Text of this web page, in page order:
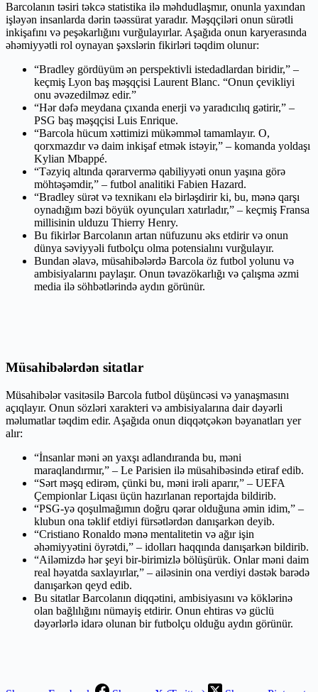
Barcolanın təsiri təkcə statistika ilə məhdudlaşmır, onunla yaxından
işləyən insanlarda dərin təəssürat yaradır. Məşqçiləri onun sürətli
inkişafını və peşəkarlığını vurğulayırlar. Aşağıda onun karyerasında
əhəmiyyətli rol oynayan şəxslərin fikirləri təqdim olunur:
“Bradley gördüyüm ən perspektivli istedadlardan biridir,” –
keçmiş Lyon baş məşqçisi Laurent Blanc. “Onun çevikliyi
onu əvəzedilməz edir.”
“Hər dəfə meydana çıxanda enerji və yaradıcılıq gətirir,” –
PSG baş məşqçisi Luis Enrique.
“Barcola hücum xəttimizi mükəmməl tamamlayır. O,
qorxmazdır və daim inkişaf etmək istəyir,” – komanda yoldaşı
Kylian Mbappé.
“Təzyiq altında qərarvermə qabiliyyəti onun yaşına görə
möhtəşəmdir,” – futbol analitiki Fabien Hazard.
“Bradley sürət və texnikanı elə birləşdirir ki, bu, mənə qarşı
oynadığım bəzi böyük oyunçuları xatırladır,” – keçmiş Fransa
millisinin ulduzu Thierry Henry.
Bu fikirlər Barcolanın artan nüfuzunu əks etdirir və onun
dünya səviyyəli futbolçu olma potensialını vurğulayır.
Bundan əlavə, müsahibələrdə Barcola öz futbol yolunu və
ambisiyalarını paylaşır. Onun təvazökarlığı və çalışma əzmi
media ilə söhbətlərində aydın görünür.
Müsahibələrdən sitatlar
Müsahibələr vasitəsilə Barcola futbol düşüncəsi və yanaşmasını
açıqlayır. Onun sözləri xarakteri və ambisiyalarına dair dəyərli
məlumatlar təqdim edir. Aşağıda onun diqqətçəkən bəyanatları yer
alır:
“İnsanlar məni ən yaxşı adlandıranda bu, məni
maraqlandırmır,” – Le Parisien ilə müsahibəsində etiraf edib.
“Sərt məşq edirəm, çünki bu, məni irəli aparır,” – UEFA
Çempionlar Liqası üçün hazırlanan reportajda bildirib.
“PSG-yə qoşulmağımın doğru qərar olduğuna əmin idim,” –
klubun ona təklif etdiyi fürsətlərdən danışarkən deyib.
“Cristiano Ronaldo mənə mentalitetin və ağır işin
əhəmiyyətini öyrətdi,” – idolları haqqında danışarkən bildirib.
“Ailəmizdə hər şeyi bir-birimizlə bölüşürük. Onlar məni daim
real həyatda saxlayırlar,” – ailəsinin ona verdiyi dəstək barədə
danışarkən qeyd edib.
Bu sitatlar Barcolanın diqqətini, ambisiyasını və köklərinə
olan bağlılığını nümayiş etdirir. Onun ehtiras və güclü
dəyərlərlə idarə olunan bir futbolçu olduğu aydın görünür.